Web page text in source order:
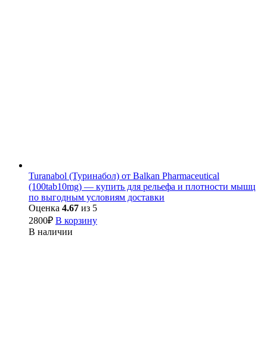
Turanabol (Туринабол) от Balkan Pharmaceutical
(100tab10mg) — купить для рельефа и плотности мышц
по выгодным условиям доставки
Оценка 4.67 из 5
2800₽ В корзину
В наличии